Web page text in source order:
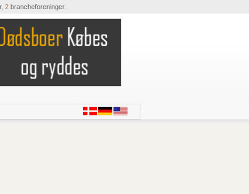
2brancheforeninger.